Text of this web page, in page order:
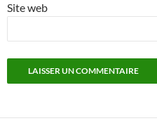
Site web